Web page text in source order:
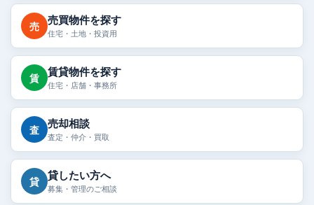
売 売買物件を探す
住宅・土地・投資用
賃 賃貸物件を探す
住宅・店舗・事務所
査 売却相談
査定・仲介・買取
貸 貸したい方へ
募集・管理のご相談